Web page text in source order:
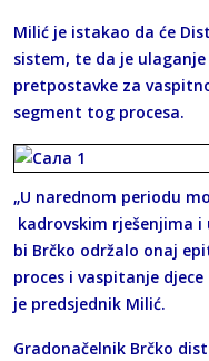
Milić je istakao da će
sistem, te da je
pretpostavke za
segment tog procesa.
„U narednom periodu
kadrovskim rješenjima
bi Brčko održalo onaj
proces i vaspitanje
je predsjednik Milić.
Gradonačelnik Brčko